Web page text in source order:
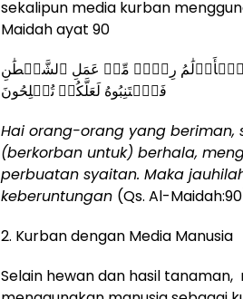
sekalipun media kurban
Maidah ayat 90
وَٱلۡأَزۡلَٰمُ رِجۡسٞ مِّنۡ عَمَلِ ٱلشَّيۡطَٰنِ
Hai orang-orang yang beriman,
(berkorban untuk) berhala,
perbuatan syaitan. Maka
keberuntungan (Qs. Al-
2. Kurban dengan Media Manusia
Selain hewan dan hasil